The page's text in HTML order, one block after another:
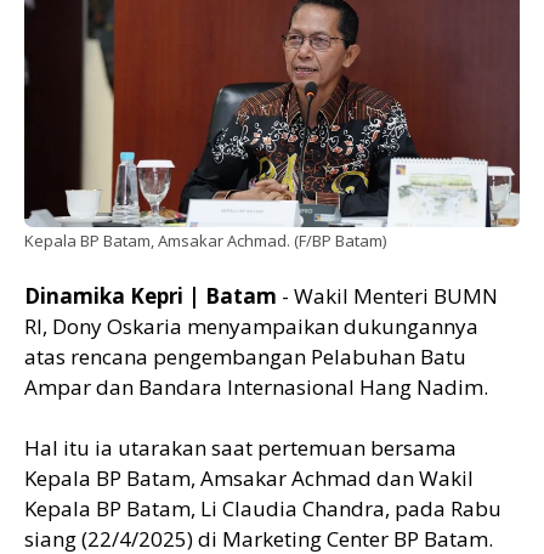
Kepala BP Batam, Amsakar Achmad. (F/BP Batam)
Dinamika Kepri | Batam - Wakil Menteri BUMN
RI, Dony Oskaria menyampaikan dukungannya
atas rencana pengembangan Pelabuhan Batu
Ampar dan Bandara Internasional Hang Nadim.
Hal itu ia utarakan saat pertemuan bersama
Kepala BP Batam, Amsakar Achmad dan Wakil
Kepala BP Batam, Li Claudia Chandra, pada Rabu
siang (22/4/2025) di Marketing Center BP Batam.